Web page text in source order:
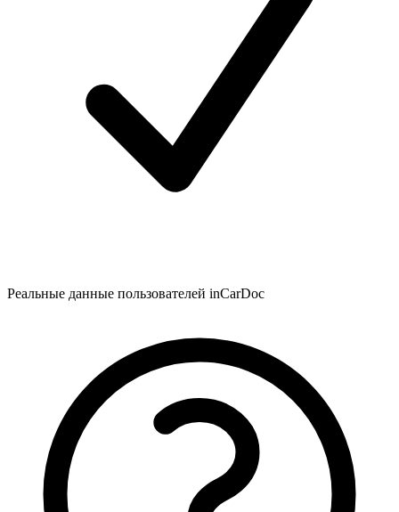
Реальные данные пользователей inCarDoc